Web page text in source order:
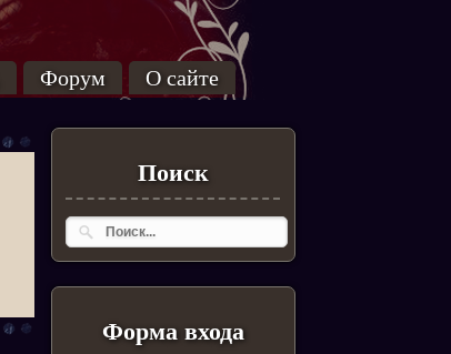
Форум О сайте
Поиск
Форма входа